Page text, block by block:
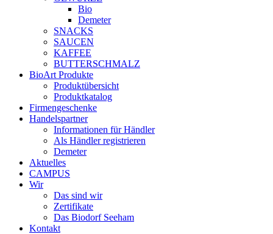
Bio
Demeter
SNACKS
SAUCEN
KAFFEE
BUTTERSCHMALZ
BioArt Produkte
Produktübersicht
Produktkatalog
Firmengeschenke
Handelspartner
Informationen für Händler
Als Händler registrieren
Demeter
Aktuelles
CAMPUS
Wir
Das sind wir
Zertifikate
Das Biodorf Seeham
Kontakt